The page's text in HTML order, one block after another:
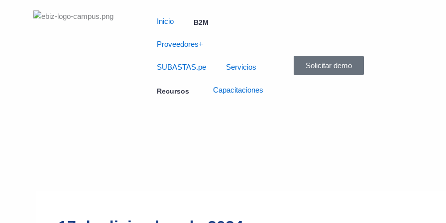
Inicio B2M
Proveedores+
SUBASTAS.pe Servicios
Recursos Capacitaciones
Solicitar demo